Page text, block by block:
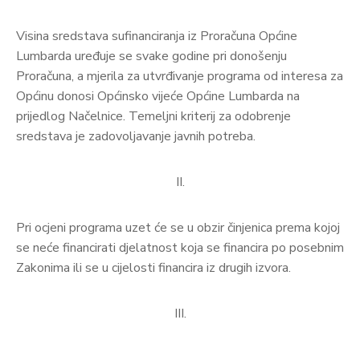
Visina sredstava sufinanciranja iz Proračuna Općine
Lumbarda uređuje se svake godine pri donošenju
Proračuna, a mjerila za utvrđivanje programa od interesa za
Općinu donosi Općinsko vijeće Općine Lumbarda na
prijedlog Načelnice. Temeljni kriterij za odobrenje
sredstava je zadovoljavanje javnih potreba.
II.
Pri ocjeni programa uzet će se u obzir činjenica prema kojoj
se neće financirati djelatnost koja se financira po posebnim
Zakonima ili se u cijelosti financira iz drugih izvora.
III.